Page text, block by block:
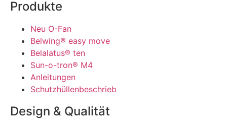
Produkte
Neu O-Fan
Belwing® easy move
Belalatus® ten
Sun-o-tron® M4
Anleitungen
Schutzhüllenbeschrieb
Design & Qualität